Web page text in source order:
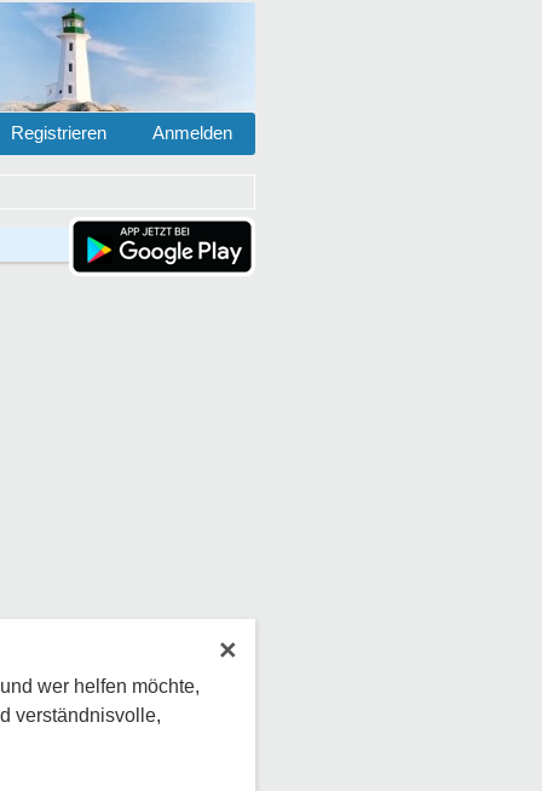
Anmelden
Registrieren
×
wer helfen möchte,
verständnisvolle,